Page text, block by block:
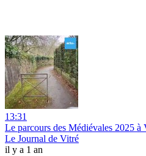
13:31
Le parcours des Médiévales 2025 à
Le Journal de Vitré
il y a 1 an